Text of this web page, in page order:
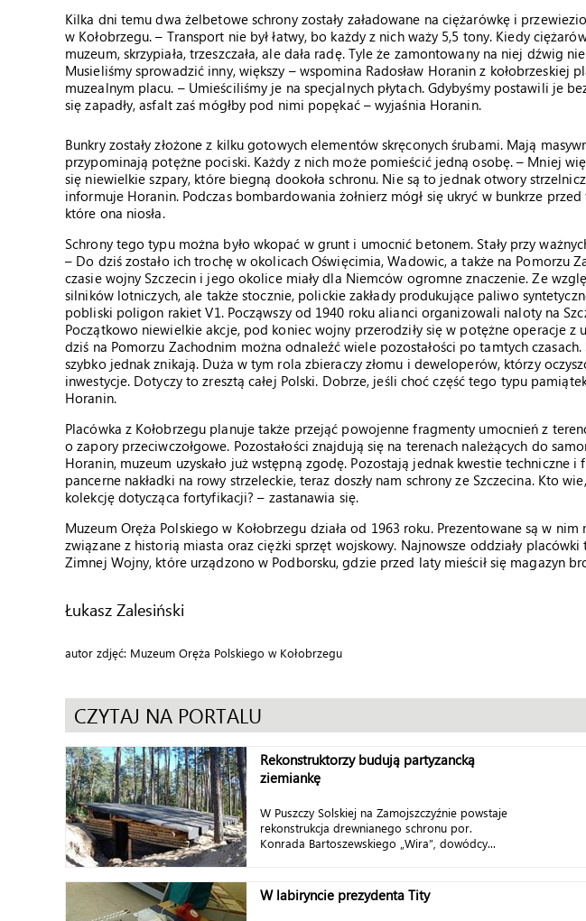
Kilka dni temu dwa żelbetowe schrony zostały załadowane na ciężarówkę i
w Kołobrzegu. – Transport nie był łatwy, bo każdy z nich waży 5,5 tony. Kiedy
muzeum, skrzypiała, trzeszczała, ale dała radę. Tyle że zamontowany na niej dźwig
Musieliśmy sprowadzić inny, większy – wspomina Radosław Horanin z kołobrzeskiej
muzealnym placu. – Umieściliśmy je na specjalnych płytach. Gdybyśmy postawili je
się zapadły, asfalt zaś mógłby pod nimi popękać – wyjaśnia Horanin.
Bunkry zostały złożone z kilku gotowych elementów skręconych śrubami. Mają
przypominają potężne pociski. Każdy z nich może pomieścić jedną osobę. – Mniej
się niewielkie szpary, które biegną dookoła schronu. Nie są to jednak otwory
informuje Horanin. Podczas bombardowania żołnierz mógł się ukryć w bunkrze
które ona niosła.
Schrony tego typu można było wkopać w grunt i umocnić betonem. Stały przy
– Do dziś zostało ich trochę w okolicach Oświęcimia, Wadowic, a także na Pomorzu
czasie wojny Szczecin i jego okolice miały dla Niemców ogromne znaczenie. Ze
silników lotniczych, ale także stocznie, polickie zakłady produkujące paliwo
pobliski poligon rakiet V1. Począwszy od 1940 roku alianci organizowali naloty na
Początkowo niewielkie akcje, pod koniec wojny przerodziły się w potężne operacje z
dziś na Pomorzu Zachodnim można odnaleźć wiele pozostałości po tamtych czasach.
szybko jednak znikają. Duża w tym rola zbieraczy złomu i deweloperów, którzy
inwestycje. Dotyczy to zresztą całej Polski. Dobrze, jeśli choć część tego typu
Horanin.
Placówka z Kołobrzegu planuje także przejąć powojenne fragmenty umocnień z
o zapory przeciwczołgowe. Pozostałości znajdują się na terenach należących do
Horanin, muzeum uzyskało już wstępną zgodę. Pozostają jednak kwestie techniczne
pancerne nakładki na rowy strzeleckie, teraz doszły nam schrony ze Szczecina. Kto
kolekcję dotycząca fortyfikacji? – zastanawia się.
Muzeum Oręża Polskiego w Kołobrzegu działa od 1963 roku. Prezentowane są w
związane z historią miasta oraz ciężki sprzęt wojskowy. Najnowsze oddziały placówki
Zimnej Wojny, które urządzono w Podborsku, gdzie przed laty mieścił się magazyn
Łukasz Zalesiński
autor zdjęć: Muzeum Oręża Polskiego w Kołobrzegu
CZYTAJ NA PORTALU
Rekonstruktorzy budują partyzancką
ziemiankę
W Puszczy Solskiej na Zamojszczyźnie powstaje
rekonstrukcja drewnianego schronu por.
Konrada Bartoszewskiego „Wira”, dowódcy...
W labiryncie prezydenta Tity